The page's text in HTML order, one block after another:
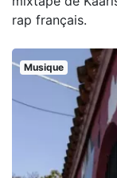
rap français.
Musique